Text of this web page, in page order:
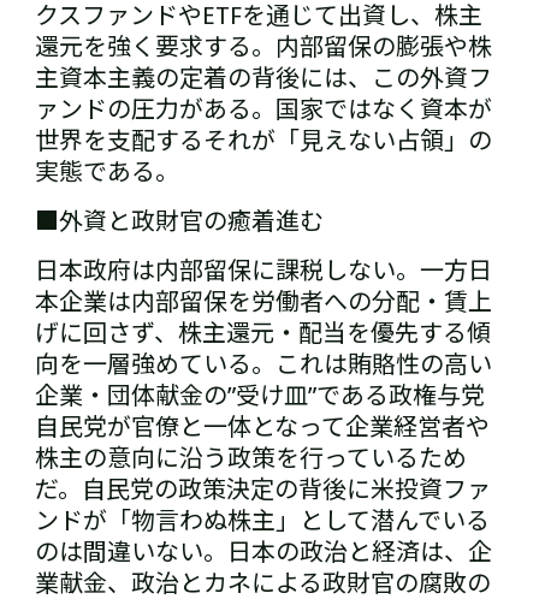
クスファンドやETFを通じて出資し、株主
還元を強く要求する。内部留保の膨張や株
主資本主義の定着の背後には、この外資フ
ァンドの圧力がある。国家ではなく資本が
世界を支配する――それが「見えない占領」の
実態である。
■外資と政財官の癒着進む
日本政府は内部留保に課税しない。一方日
本企業は内部留保を労働者への分配・賃上
げに回さず、株主還元・配当を優先する傾
向を一層強めている。これは賄賂性の高い
企業・団体献金の”受け皿”である政権与党
自民党が官僚と一体となって企業経営者や
株主の意向に沿う政策を行っているため
だ。自民党の政策決定の背後に米投資ファ
ンドが「物言わぬ株主」として潜んでいる
のは間違いない。日本の政治と経済は、企
業献金、政治とカネによる政財官の腐敗の